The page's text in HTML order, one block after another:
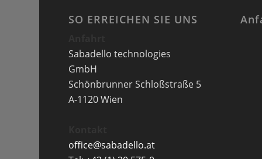
SO ERREICHEN SIE UNS
Sabadello technologies
GmbH
Schönbrunner Schloßstraße 5
A-1120 Wien
office@sabadello.at